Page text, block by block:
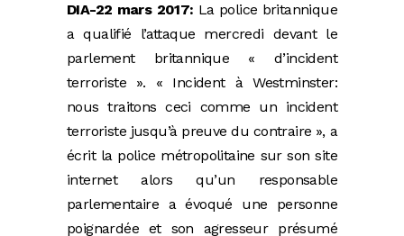
DIA-22 mars 2017: La police britannique
a qualifié l’attaque mercredi devant le
parlement britannique « d’incident
terroriste ». « Incident à Westminster:
nous traitons ceci comme un incident
terroriste jusqu’à preuve du contraire », a
écrit la police métropolitaine sur son site
internet alors qu’un responsable
parlementaire a évoqué une personne
poignardée et son agresseur présumé